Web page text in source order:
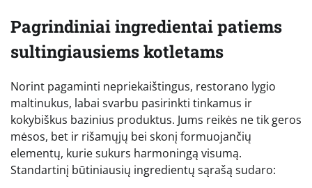
Pagrindiniai ingredientai patiems
sultingiausiems kotletams
Norint pagaminti nepriekaištingus, restorano lygio
maltinukus, labai svarbu pasirinkti tinkamus ir
kokybiškus bazinius produktus. Jums reikės ne tik geros
mėsos, bet ir rišamųjų bei skonį formuojančių
elementų, kurie sukurs harmoningą visumą.
Standartinį būtiniausių ingredientų sąrašą sudaro: